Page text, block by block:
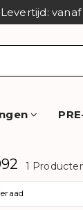
Levertijd:
1